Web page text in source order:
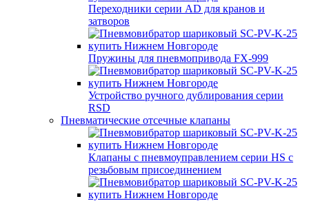
Переходники серии AD для кранов и
затворов
Пружины для пневмопривода FX-999
Устройство ручного дублирования серии
RSD
Пневматические отсечные клапаны
Клапаны с пневмоуправлением серии HS с
резьбовым присоединением